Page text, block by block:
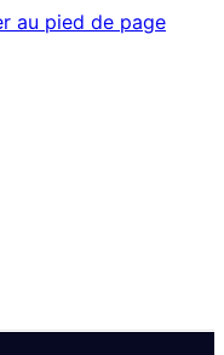
au pied de page